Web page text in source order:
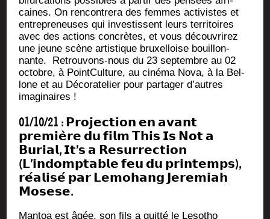
caines. On ren­con­tre­ra des femmes acti­vistes et
entre­pre­neuses qui inves­tissent leurs ter­ri­toires
avec des actions concrètes, et vous décou­vri­rez
une jeune scène artis­tique bruxel­loise bouillon­
nante. Retrou­vons-nous du 23 sep­tembre au 02
octobre, à Point­Cul­ture, au ciné­ma Nova, à la Bel­
lone et au Déco­ra­te­lier pour par­ta­ger d’autres
imaginaires !
01/10/21 : 𝗣𝗿𝗼𝗷𝗲𝗰𝘁𝗶𝗼𝗻 𝗲𝗻 𝗮𝘃𝗮𝗻𝘁
𝗽𝗿𝗲𝗺𝗶𝗲̀𝗿𝗲 𝗱𝘂 𝗳𝗶𝗹𝗺 𝗧𝗵𝗶𝘀 𝗜𝘀 𝗡𝗼𝘁 𝗮
𝗕𝘂𝗿𝗶𝗮𝗹, 𝗜𝘁’𝘀 𝗮 𝗥𝗲𝘀𝘂𝗿𝗿𝗲𝗰𝘁𝗶𝗼𝗻
(𝗟’𝗶𝗻𝗱𝗼𝗺𝗽𝘁𝗮𝗯𝗹𝗲 𝗳𝗲𝘂 𝗱𝘂 𝗽𝗿𝗶𝗻𝘁𝗲𝗺𝗽𝘀),
𝗿𝗲́𝗮𝗹𝗶𝘀𝗲́ 𝗽𝗮𝗿 𝗟𝗲𝗺𝗼𝗵𝗮𝗻𝗴 𝗝𝗲𝗿𝗲𝗺𝗶𝗮𝗵
𝗠𝗼𝘀𝗲𝘀𝗲.
Man­toa est âgée, son fils a quit­té le Leso­tho